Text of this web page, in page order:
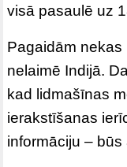
visā pasaulē uz
Pagaidām
nelaimē Indijā.
kad lidmašīnas
ierakstīšanas
informāciju – būs